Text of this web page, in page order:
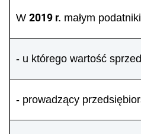
W 2019 r. małym
- u którego wartość
- prowadzący